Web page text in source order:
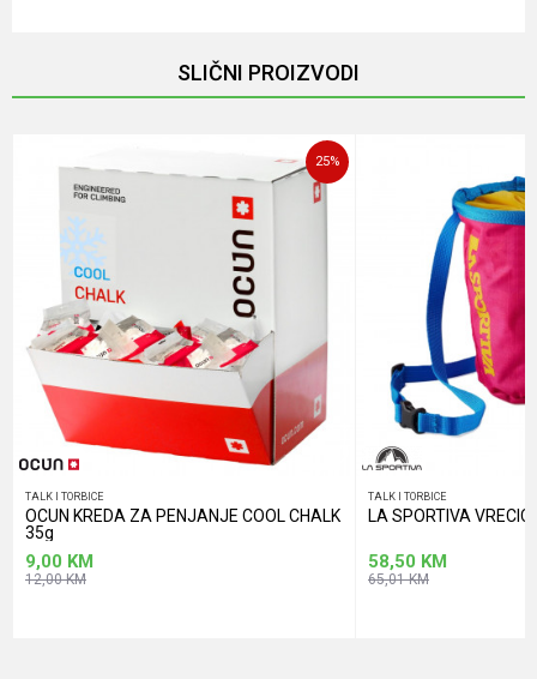
POŠALJI
SLIČNI PROIZVODI
25%
TALK I TORBICE
OCUN KREDA ZA PENJANJE COOL CHALK
35g
9,00 KM
12,00KM
TALK I TORBICE
LA SPORTIVA
58,50 KM
65,01KM